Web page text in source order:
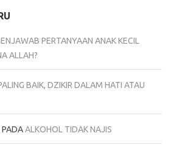
PERTANYAAN ANAK KECIL
ALLAH?
BAIK, DZIKIR DALAM HATI ATAU
PADAALKOHOL TIDAK NAJIS